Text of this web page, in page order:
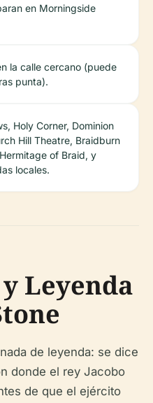
en Morningside
la calle cercano (puede
punta).
Holy Corner, Dominion
Hill Theatre, Braidburn
of Braid, y
locales.
Leyenda
de leyenda: se dice
donde el rey Jacobo
de que el ejército